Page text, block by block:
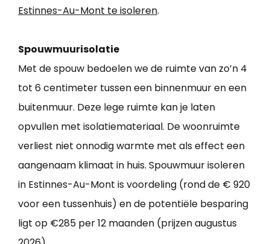
Estinnes-Au-Mont te isoleren.
Spouwmuurisolatie
Met de spouw bedoelen we de ruimte van zo’n 4
tot 6 centimeter tussen een binnenmuur en een
buitenmuur. Deze lege ruimte kan je laten
opvullen met isolatiemateriaal. De woonruimte
verliest niet onnodig warmte met als effect een
aangenaam klimaat in huis. Spouwmuur isoleren
in Estinnes-Au-Mont is voordeling (rond de € 920
voor een tussenhuis) en de potentiële besparing
ligt op €285 per 12 maanden (prijzen augustus